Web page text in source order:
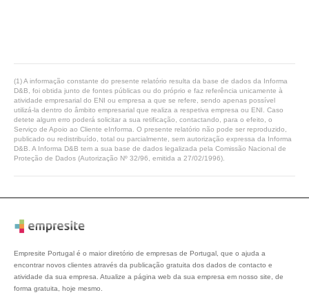
(1) A informação constante do presente relatório resulta da base de dados da Informa
D&B, foi obtida junto de fontes públicas ou do próprio e faz referência unicamente à
atividade empresarial do ENI ou empresa a que se refere, sendo apenas possível
utilizá-la dentro do âmbito empresarial que realiza a respetiva empresa ou ENI. Caso
detete algum erro poderá solicitar a sua retificação, contactando, para o efeito, o
Serviço de Apoio ao Cliente eInforma. O presente relatório não pode ser reproduzido,
publicado ou redistribuído, total ou parcialmente, sem autorização expressa da Informa
D&B. A Informa D&B tem a sua base de dados legalizada pela Comissão Nacional de
Proteção de Dados (Autorização Nº 32/96, emitida a 27/02/1996).
Empresite Portugal é o maior diretório de empresas de Portugal, que o ajuda a
encontrar novos clientes através da publicação gratuita dos dados de contacto e
atividade da sua empresa. Atualize a página web da sua empresa em nosso site, de
forma gratuita, hoje mesmo.